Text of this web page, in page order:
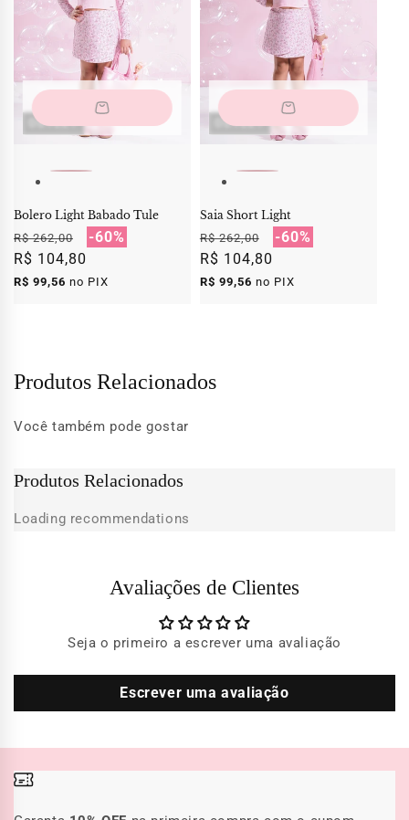
OUTLET
Bolero Light Babado Tule
Preço
normal
R$ 262,00
Preço
-60%
R$ 104,80
R$ 99,56 no PIX
OUTLET
Saia Short Light
Preço
normal
R$ 262,00
Preço
-60%
R$ 104,80
R$ 99,56 no PIX
Produtos Relacionados
Você também pode gostar
Produtos Relacionados
Loading recommendations
Avaliações de Clientes
Seja o primeiro a escrever uma avaliação
Escrever uma avaliação